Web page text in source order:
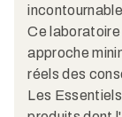
Ce
approche
réels des
Les